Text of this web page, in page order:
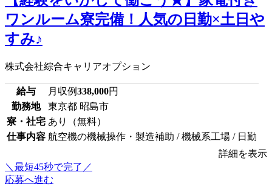
ワンルーム寮完備！人気の日勤×土日や
すみ♪
株式会社綜合キャリアオプション
給与 月収例338,000円
勤務地
東京都 昭島市
寮・社宅 あり（無料）
仕事内容 航空機の機械操作・製造補助 / 機械系工場 / 日勤
詳細を表示
＼最短45秒で完了／
応募へ進む